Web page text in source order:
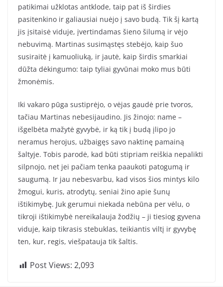
patikimai užklotas antklode, taip pat iš širdies
pasitenkino ir galiausiai nuėjo į savo budą. Tik šį kartą
jis įsitaisė viduje, įvertindamas šieno šilumą ir vėjo
nebuvimą. Martinas susimąstęs stebėjo, kaip šuo
susiraitė į kamuoliuką, ir jautė, kaip širdis smarkiai
dūžta dėkingumo: taip tyliai gyvūnai moko mus būti
žmonėmis.
Iki vakaro pūga sustiprėjo, o vėjas gaudė prie tvoros,
tačiau Martinas nebesijaudino. Jis žinojo: name –
išgelbėta mažytė gyvybė, ir ką tik į budą įlipo jo
neramus herojus, užbaigęs savo naktinę pamainą
šaltyje. Tobis parodė, kad būti stipriam reiškia nepalikti
silpnojo, net jei pačiam tenka paaukoti patogumą ir
saugumą. Ir jau nebesvarbu, kad visos šios mintys kilo
žmogui, kuris, atrodytų, seniai žino apie šunų
ištikimybę. Juk gerumui niekada nebūna per vėlu, o
tikroji ištikimybė nereikalauja žodžių – ji tiesiog gyvena
viduje, kaip tikrasis stebuklas, teikiantis viltį ir gyvybę
ten, kur, regis, viešpatauja tik šaltis.
Post Views: 2,093